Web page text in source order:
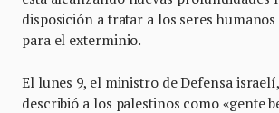
disposición a tratar a los seres
para el exterminio.
El lunes 9, el ministro de Defensa
describió a los palestinos como «gente